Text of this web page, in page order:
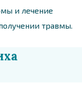
и лечение
травмы.